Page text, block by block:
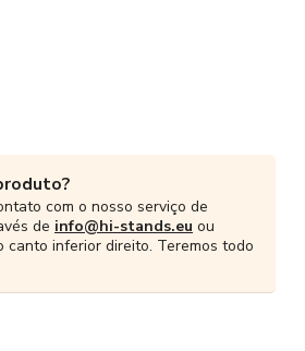
com o nosso serviço de
de info@hi-stands.eu ou
canto inferior direito. Teremos todo